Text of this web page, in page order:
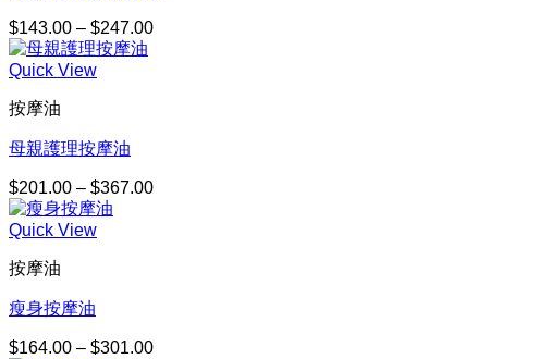
$143.00 – $247.00價
Quick View
按摩油
母親護理按摩油
$201.00 – $367.00價
Quick View
按摩油
瘦身按摩油
$164.00 – $301.00價